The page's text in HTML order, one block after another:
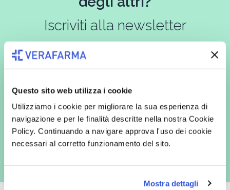
Questo sito web utilizza i cookie
Utilizziamo i cookie per migliorare la sua esperienza di
navigazione e per le finalità descritte nella nostra Cookie
Policy. Continuando a navigare approva l'uso dei cookie
necessari al corretto funzionamento del sito.
Mostra dettagli
Iscriviti alla newsletter
redatta ai sensi del Regolamento EU 2016/679, acconsento
espressamente al trattamento dei miei dati personali per finalità
commerciali da parte di Verafarma, tra cui invio di comunicazioni
marketing (con modalità telematiche - quali ad es. newsletter ed e-mail
con inviti e comunicazioni commerciali - e modalità tradizionali, quali ad
es. posta cartacea)